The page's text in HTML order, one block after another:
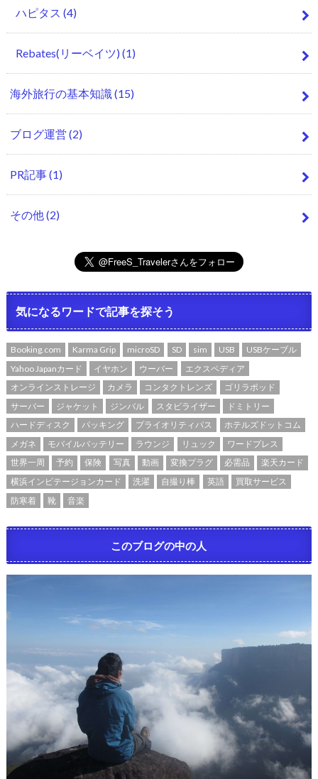
ハピタス (4)
Rebates(リーベイツ) (1)
海外旅行の基本知識(15)
ブログ運営 (2)
PR記事(1)
その他(2)
気になるワードで記事を探そう
Booking.com Karma Grip microSD SD sim USB
USBケーブル
Yahoo Japanカード
イヤホン ウーバー
エクスペディア
オンラインストレージ
カメラ コンタクトレンズ
ゴリラポッド
サーバー
ジャケット ジンバル スタビライザー
ドミトリー
ハードディスク
パッキング プライオリティパス
ホテルズドットコム
メガネ
モバイルバッテリー ラウンジ リュック
ワードプレス
世界一周
予約 保険 写真 動画 変換プラグ 必需品
楽天カード
横浜インビテージョンカード
洗濯 自撮り棒 英語
買取サービス
防寒着
靴 音楽
このブログの中の人